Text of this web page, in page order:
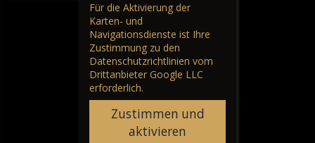
Für die Aktivierung der
Karten- und
Navigationsdienste ist Ihre
Zustimmung zu den
Datenschutzrichtlinien vom
Drittanbieter Google LLC
erforderlich.
Zustimmen und
aktivieren